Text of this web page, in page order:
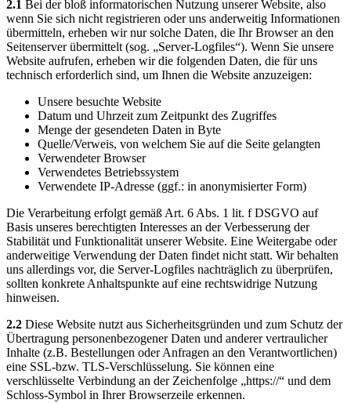
2.1 Bei der bloß informatorischen Nutzung unserer Website, also
wenn Sie sich nicht registrieren oder uns anderweitig Informationen
übermitteln, erheben wir nur solche Daten, die Ihr Browser an den
Seitenserver übermittelt (sog. „Server-Logfiles“). Wenn Sie unsere
Website aufrufen, erheben wir die folgenden Daten, die für uns
technisch erforderlich sind, um Ihnen die Website anzuzeigen:
Unsere besuchte Website
Datum und Uhrzeit zum Zeitpunkt des Zugriffes
Menge der gesendeten Daten in Byte
Quelle/Verweis, von welchem Sie auf die Seite gelangten
Verwendeter Browser
Verwendetes Betriebssystem
Verwendete IP-Adresse (ggf.: in anonymisierter Form)
Die Verarbeitung erfolgt gemäß Art. 6 Abs. 1 lit. f DSGVO auf
Basis unseres berechtigten Interesses an der Verbesserung der
Stabilität und Funktionalität unserer Website. Eine Weitergabe oder
anderweitige Verwendung der Daten findet nicht statt. Wir behalten
uns allerdings vor, die Server-Logfiles nachträglich zu überprüfen,
sollten konkrete Anhaltspunkte auf eine rechtswidrige Nutzung
hinweisen.
2.2 Diese Website nutzt aus Sicherheitsgründen und zum Schutz der
Übertragung personenbezogener Daten und anderer vertraulicher
Inhalte (z.B. Bestellungen oder Anfragen an den Verantwortlichen)
eine SSL-bzw. TLS-Verschlüsselung. Sie können eine
verschlüsselte Verbindung an der Zeichenfolge „https://“ und dem
Schloss-Symbol in Ihrer Browserzeile erkennen.